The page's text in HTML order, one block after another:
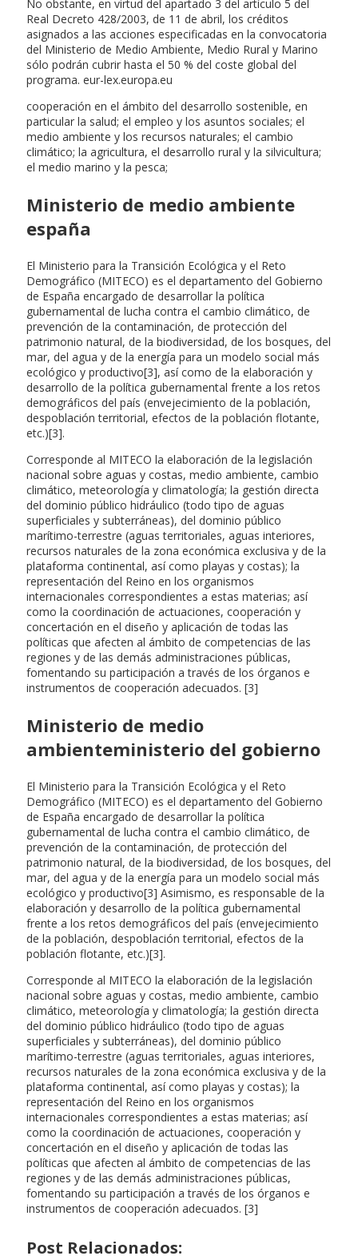
No obstante, en virtud del apartado 3 del artículo 5 del
Real Decreto 428/2003, de 11 de abril, los créditos
asignados a las acciones especificadas en la convocatoria
del Ministerio de Medio Ambiente, Medio Rural y Marino
sólo podrán cubrir hasta el 50 % del coste global del
programa. eur-lex.europa.eu
cooperación en el ámbito del desarrollo sostenible, en
particular la salud; el empleo y los asuntos sociales; el
medio ambiente y los recursos naturales; el cambio
climático; la agricultura, el desarrollo rural y la silvicultura;
el medio marino y la pesca;
Ministerio de medio ambiente
españa
El Ministerio para la Transición Ecológica y el Reto
Demográfico (MITECO) es el departamento del Gobierno
de España encargado de desarrollar la política
gubernamental de lucha contra el cambio climático, de
prevención de la contaminación, de protección del
patrimonio natural, de la biodiversidad, de los bosques, del
mar, del agua y de la energía para un modelo social más
ecológico y productivo[3], así como de la elaboración y
desarrollo de la política gubernamental frente a los retos
demográficos del país (envejecimiento de la población,
despoblación territorial, efectos de la población flotante,
etc.)[3].
Corresponde al MITECO la elaboración de la legislación
nacional sobre aguas y costas, medio ambiente, cambio
climático, meteorología y climatología; la gestión directa
del dominio público hidráulico (todo tipo de aguas
superficiales y subterráneas), del dominio público
marítimo-terrestre (aguas territoriales, aguas interiores,
recursos naturales de la zona económica exclusiva y de la
plataforma continental, así como playas y costas); la
representación del Reino en los organismos
internacionales correspondientes a estas materias; así
como la coordinación de actuaciones, cooperación y
concertación en el diseño y aplicación de todas las
políticas que afecten al ámbito de competencias de las
regiones y de las demás administraciones públicas,
fomentando su participación a través de los órganos e
instrumentos de cooperación adecuados. [3]
Ministerio de medio
ambienteministerio del gobierno
El Ministerio para la Transición Ecológica y el Reto
Demográfico (MITECO) es el departamento del Gobierno
de España encargado de desarrollar la política
gubernamental de lucha contra el cambio climático, de
prevención de la contaminación, de protección del
patrimonio natural, de la biodiversidad, de los bosques, del
mar, del agua y de la energía para un modelo social más
ecológico y productivo[3] Asimismo, es responsable de la
elaboración y desarrollo de la política gubernamental
frente a los retos demográficos del país (envejecimiento
de la población, despoblación territorial, efectos de la
población flotante, etc.)[3].
Corresponde al MITECO la elaboración de la legislación
nacional sobre aguas y costas, medio ambiente, cambio
climático, meteorología y climatología; la gestión directa
del dominio público hidráulico (todo tipo de aguas
superficiales y subterráneas), del dominio público
marítimo-terrestre (aguas territoriales, aguas interiores,
recursos naturales de la zona económica exclusiva y de la
plataforma continental, así como playas y costas); la
representación del Reino en los organismos
internacionales correspondientes a estas materias; así
como la coordinación de actuaciones, cooperación y
concertación en el diseño y aplicación de todas las
políticas que afecten al ámbito de competencias de las
regiones y de las demás administraciones públicas,
fomentando su participación a través de los órganos e
instrumentos de cooperación adecuados. [3]
Post Relacionados: